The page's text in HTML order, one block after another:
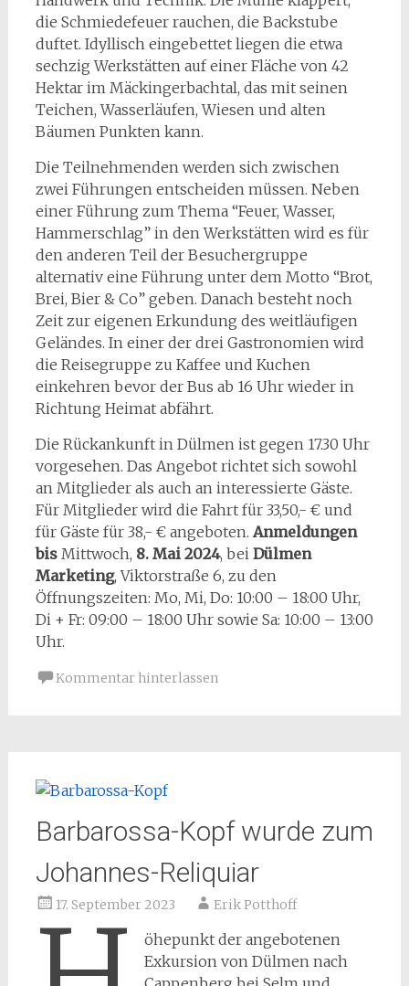
die Schmiedefeuer rauchen, die Backstube
duftet. Idyllisch eingebettet liegen die etwa
sechzig Werkstätten auf einer Fläche von 42
Hektar im Mäckingerbachtal, das mit seinen
Teichen, Wasserläufen, Wiesen und alten
Bäumen Punkten kann.
Die Teilnehmenden werden sich zwischen
zwei Führungen entscheiden müssen. Neben
einer Führung zum Thema “Feuer, Wasser,
Hammerschlag” in den Werkstätten wird es für
den anderen Teil der Besuchergruppe
alternativ eine Führung unter dem Motto “Brot,
Brei, Bier & Co” geben. Danach besteht noch
Zeit zur eigenen Erkundung des weitläufigen
Geländes. In einer der drei Gastronomien wird
die Reisegruppe zu Kaffee und Kuchen
einkehren bevor der Bus ab 16 Uhr wieder in
Richtung Heimat abfährt.
Die Rückankunft in Dülmen ist gegen 17.30 Uhr
vorgesehen. Das Angebot richtet sich sowohl
an Mitglieder als auch an interessierte Gäste.
Für Mitglieder wird die Fahrt für 33,50,- € und
für Gäste für 38,- € angeboten. Anmeldungen
bisMittwoch, 8. Mai 2024, bei Dülmen
Marketing, Viktorstraße 6, zu den
Öffnungszeiten: Mo, Mi, Do: 10:00 – 18:00 Uhr,
Di + Fr: 09:00 – 18:00 Uhr sowie Sa: 10:00 – 13:00
Uhr.
Kommentar hinterlassen
Barbarossa-Kopf wurde zum
Johannes-Reliquiar
17. September 2023 Erik Potthoff
öhepunkt der angebotenen
Exkursion von Dülmen nach